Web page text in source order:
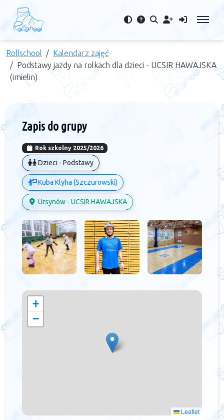
Rollschool
Kalendarz zajęć
Podstawy jazdy na rolkach dla dzieci - UCSIR HAWAJSKA
(imielin)
Zapis do grupy
Rok szkolny 2025/2026
Dzieci - Podstawy
Kuba Klyha (Szczurowski)
Ursynów - UCSIR HAWAJSKA
+
−
Leaflet